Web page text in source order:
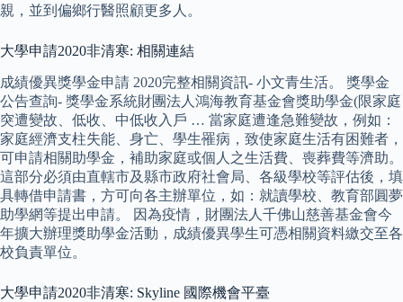
親，並到偏鄉行醫照顧更多人。
大學申請2020非清寒: 相關連結
成績優異獎學金申請 2020完整相關資訊- 小文青生活。 獎學金
公告查詢- 獎學金系統財團法人鴻海教育基金會獎助學金(限家庭
突遭變故、低收、中低收入戶 … 當家庭遭逢急難變故，例如：
家庭經濟支柱失能、身亡、學生罹病，致使家庭生活有困難者，
可申請相關助學金，補助家庭或個人之生活費、喪葬費等濟助。
這部分必須由直轄市及縣市政府社會局、各級學校等評估後，填
具轉借申請書，方可向各主辦單位，如：就讀學校、教育部圓夢
助學網等提出申請。 因為疫情，財團法人千佛山慈善基金會今
年擴大辦理獎助學金活動，成績優異學生可憑相關資料繳交至各
校負責單位。
大學申請2020非清寒: Skyline 國際機會平臺